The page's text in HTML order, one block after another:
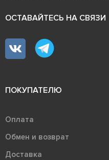
ОСТАВАЙТЕСЬ НА СВЯЗИ
ПОКУПАТЕЛЮ
Оплата
Обмен и возврат
Доставка